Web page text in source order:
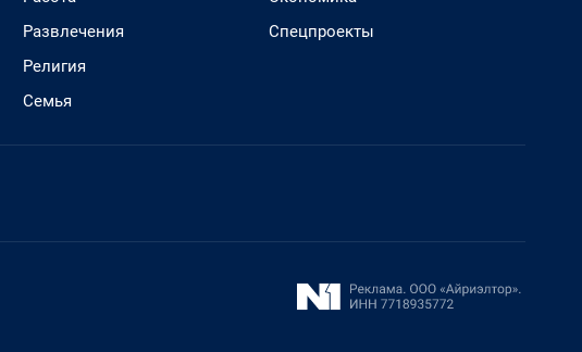
Развлечения
Религия
Семья
Спецпроекты